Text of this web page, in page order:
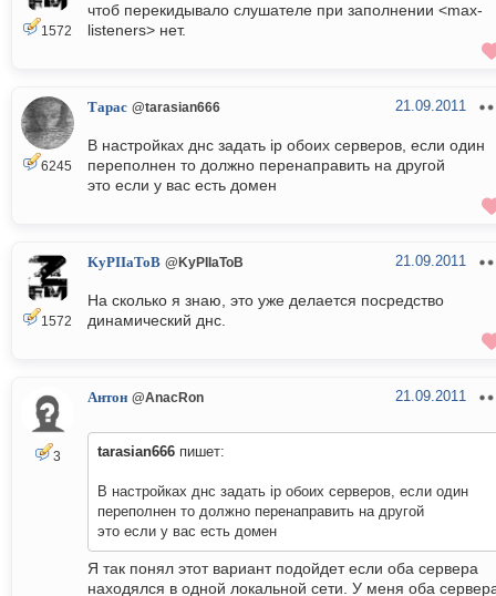
1572
чтоб перекидывало слушателе при заполнении <max-
listeners> нет.
6245
Тарас @tarasian666 21.09.2011
В настройках днс задать ip обоих серверов, если один
переполнен то должно перенаправить на другой
это если у вас есть домен
1572
KyPIIaToB @KyPIIaToB 21.09.2011
На сколько я знаю, это уже делается посредство
динамический днс.
3
Антон @AnacRon 21.09.2011
tarasian666 пишет:
В настройках днс задать ip обоих серверов, если один
переполнен то должно перенаправить на другой
это если у вас есть домен
Я так понял этот вариант подойдет если оба сервера
находялся в одной локальной сети. У меня оба